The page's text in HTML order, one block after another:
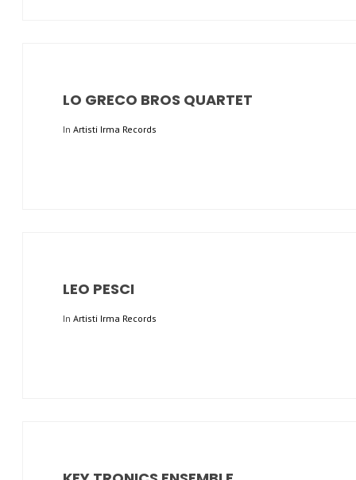
LO GRECO BROS QUARTET
In Artisti Irma Records
LEO PESCI
In Artisti Irma Records